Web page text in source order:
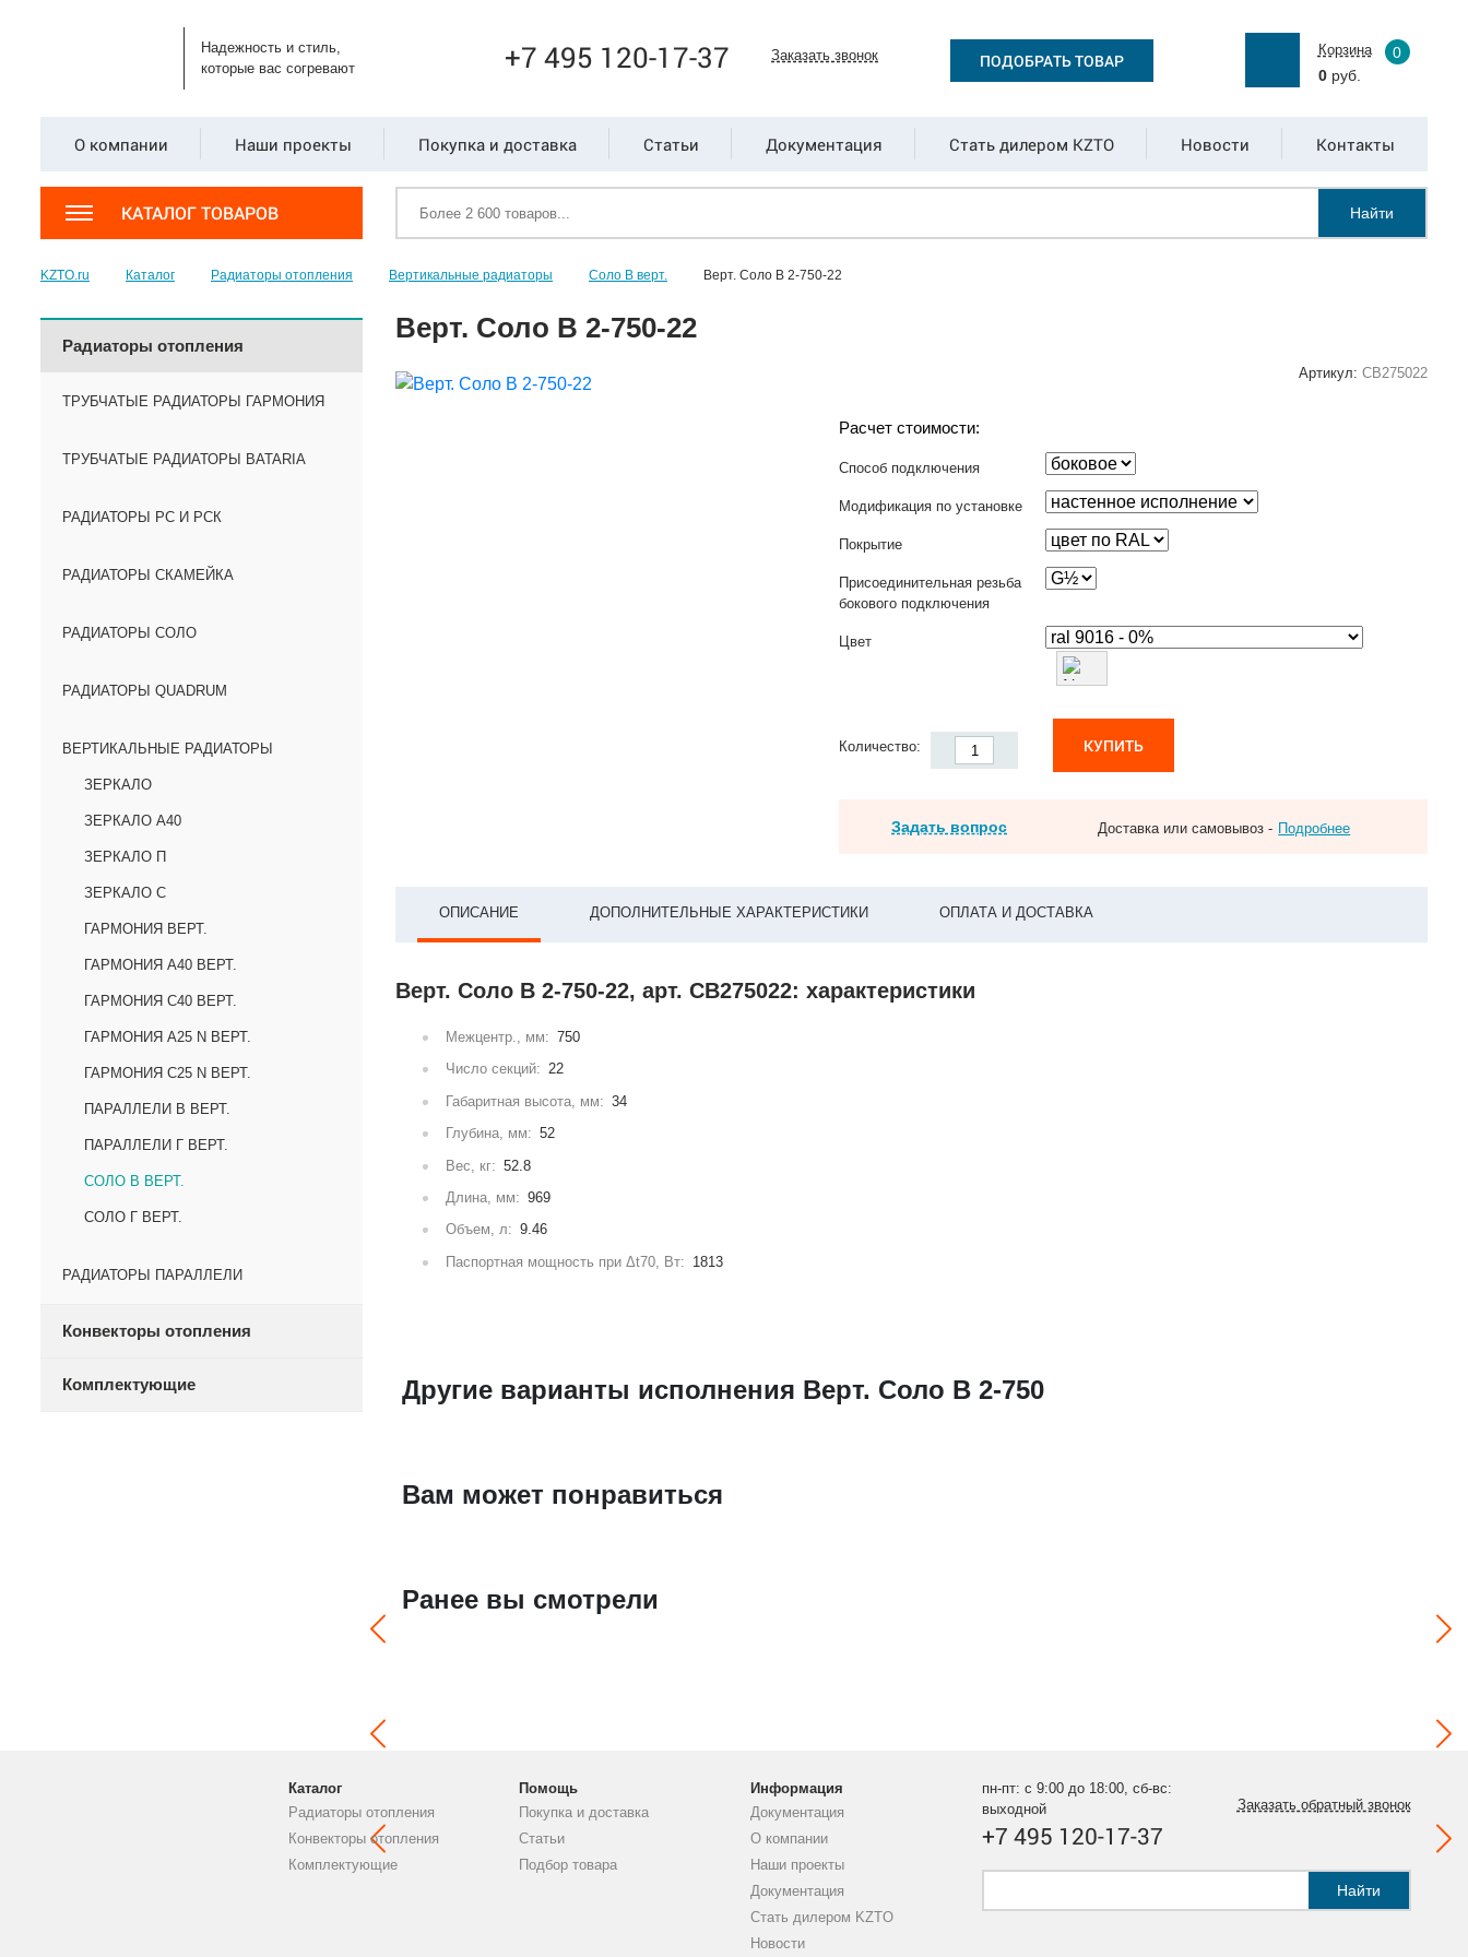
Надежность и стиль,
которые вас согревают
+7 495 120-17-37 Заказать звонок ПОДОБРАТЬ ТОВАР
Корзина
0
0руб.
О компании Наши проекты Покупка и доставка Статьи Документация Стать дилером KZTO Новости Контакты
КАТАЛОГ ТОВАРОВ Найти
KZTO.ru Каталог Радиаторы отопления Вертикальные радиаторы Соло В верт. Верт. Соло В 2-750-22
Радиаторы отопления
ТРУБЧАТЫЕ РАДИАТОРЫ ГАРМОНИЯ
ТРУБЧАТЫЕ РАДИАТОРЫ BATARIA
РАДИАТОРЫ РС И РСК
РАДИАТОРЫ СКАМЕЙКА
РАДИАТОРЫ СОЛО
РАДИАТОРЫ QUADRUM
ВЕРТИКАЛЬНЫЕ РАДИАТОРЫ
ЗЕРКАЛО
ЗЕРКАЛО А40
ЗЕРКАЛО П
ЗЕРКАЛО С
ГАРМОНИЯ ВЕРТ.
ГАРМОНИЯ А40 ВЕРТ.
ГАРМОНИЯ С40 ВЕРТ.
ГАРМОНИЯ А25 N ВЕРТ.
ГАРМОНИЯ С25 N ВЕРТ.
ПАРАЛЛЕЛИ В ВЕРТ.
ПАРАЛЛЕЛИ Г ВЕРТ.
СОЛО В ВЕРТ.
СОЛО Г ВЕРТ.
РАДИАТОРЫ ПАРАЛЛЕЛИ
Конвекторы отопления
Комплектующие
Верт. Соло В 2-750-22
Артикул: СВ275022
Расчет стоимости:
Способ подключения
Модификация по установке
Покрытие
Присоединительная резьба
бокового подключения
Цвет
Количество: КУПИТЬ
Задать вопрос Доставка или самовывоз - Подробнее
ОПИСАНИЕ ДОПОЛНИТЕЛЬНЫЕ ХАРАКТЕРИСТИКИ ОПЛАТА И ДОСТАВКА
Верт. Соло В 2-750-22, арт. СВ275022: характеристики
Межцентр., мм: 750
Число секций: 22
Габаритная высота, мм: 34
Глубина, мм: 52
Вес, кг: 52.8
Длина, мм: 969
Объем, л: 9.46
Паспортная мощность при Δt70, Вт: 1813
Другие варианты исполнения Верт. Соло В 2-750
Вам может понравиться
Ранее вы смотрели
Каталог
Радиаторы отопления
Конвекторы отопления
Комплектующие
Помощь
Покупка и доставка
Статьи
Подбор товара
Информация
Документация
О компании
Наши проекты
Документация
Стать дилером KZTO
Новости
пн-пт: с 9:00 до 18:00, сб-вс:
выходной
+7 495 120-17-37
Заказать обратный звонок
Найти